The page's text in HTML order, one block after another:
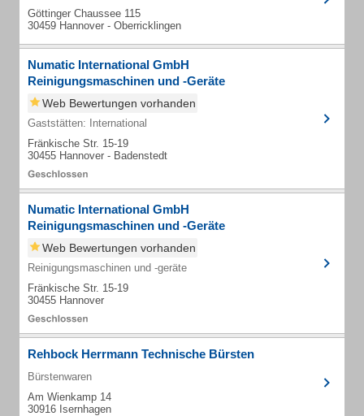
Göttinger Chaussee 115
30459 Hannover - Oberricklingen
Numatic International GmbH
Reinigungsmaschinen und -Geräte
Web Bewertungen vorhanden
Gaststätten: International
Fränkische Str. 15-19
30455 Hannover - Badenstedt
Numatic International GmbH
Reinigungsmaschinen und -Geräte
Web Bewertungen vorhanden
Reinigungsmaschinen und -geräte
Fränkische Str. 15-19
30455 Hannover
Rehbock Herrmann Technische Bürsten
Bürstenwaren
Am Wienkamp 14
30916 Isernhagen